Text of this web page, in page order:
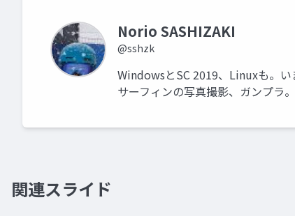
Norio SASHIZAKI
@sshzk
WindowsとSC 2019、Linuxも。
サーフィンの写真撮影、ガンプラ
関連スライド